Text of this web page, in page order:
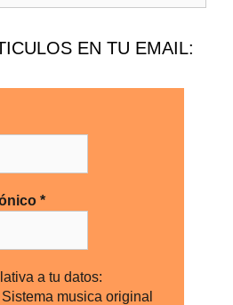
EN TU EMAIL:
*
a tu datos:
musica original